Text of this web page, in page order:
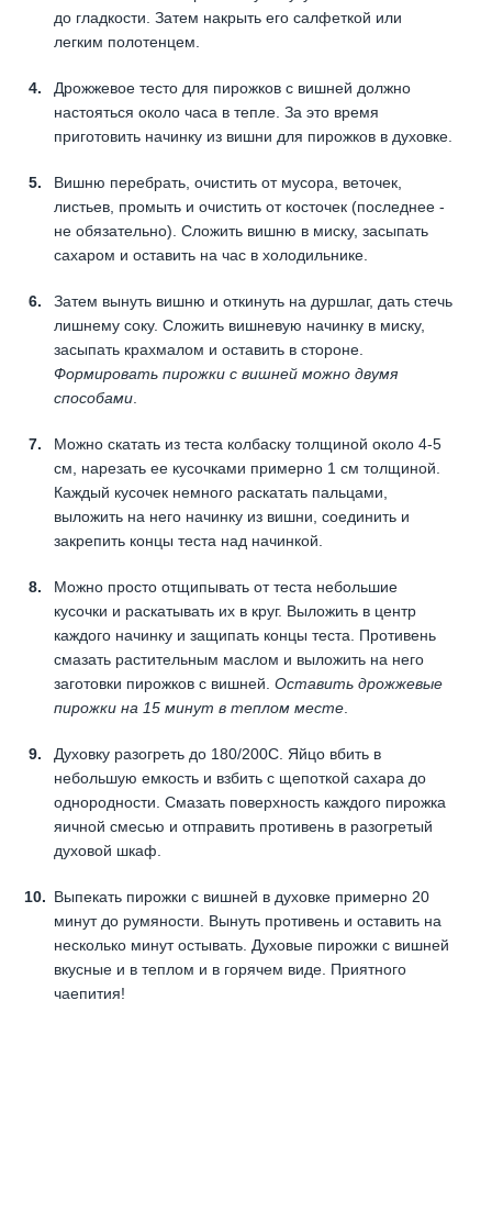
до гладкости. Затем накрыть его салфеткой или
легким полотенцем.
Дрожжевое тесто для пирожков с вишней должно
настояться около часа в тепле. За это время
приготовить начинку из вишни для пирожков в духовке.
Вишню перебрать, очистить от мусора, веточек,
листьев, промыть и очистить от косточек (последнее -
не обязательно). Сложить вишню в миску, засыпать
сахаром и оставить на час в холодильнике.
Затем вынуть вишню и откинуть на дуршлаг, дать стечь
лишнему соку. Сложить вишневую начинку в миску,
засыпать крахмалом и оставить в стороне.
Формировать пирожки с вишней можно двумя
способами
Можно скатать из теста колбаску толщиной около 4-5
см, нарезать ее кусочками примерно 1 см толщиной.
Каждый кусочек немного раскатать пальцами,
выложить на него начинку из вишни, соединить и
закрепить концы теста над начинкой.
Можно просто отщипывать от теста небольшие
кусочки и раскатывать их в круг. Выложить в центр
каждого начинку и защипать концы теста. Противень
смазать растительным маслом и выложить на него
заготовки пирожков с вишней. Оставить дрожжевые
пирожки на 15 минут в теплом месте
Духовку разогреть до 180/200С. Яйцо вбить в
небольшую емкость и взбить с щепоткой сахара до
однородности. Смазать поверхность каждого пирожка
яичной смесью и отправить противень в разогретый
духовой шкаф.
Выпекать пирожки с вишней в духовке примерно 20
минут до румяности. Вынуть противень и оставить на
несколько минут остывать. Духовые пирожки с вишней
вкусные и в теплом и в горячем виде. Приятного
чаепития!